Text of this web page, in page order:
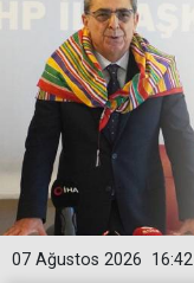
16:42
07 Ağustos 2026